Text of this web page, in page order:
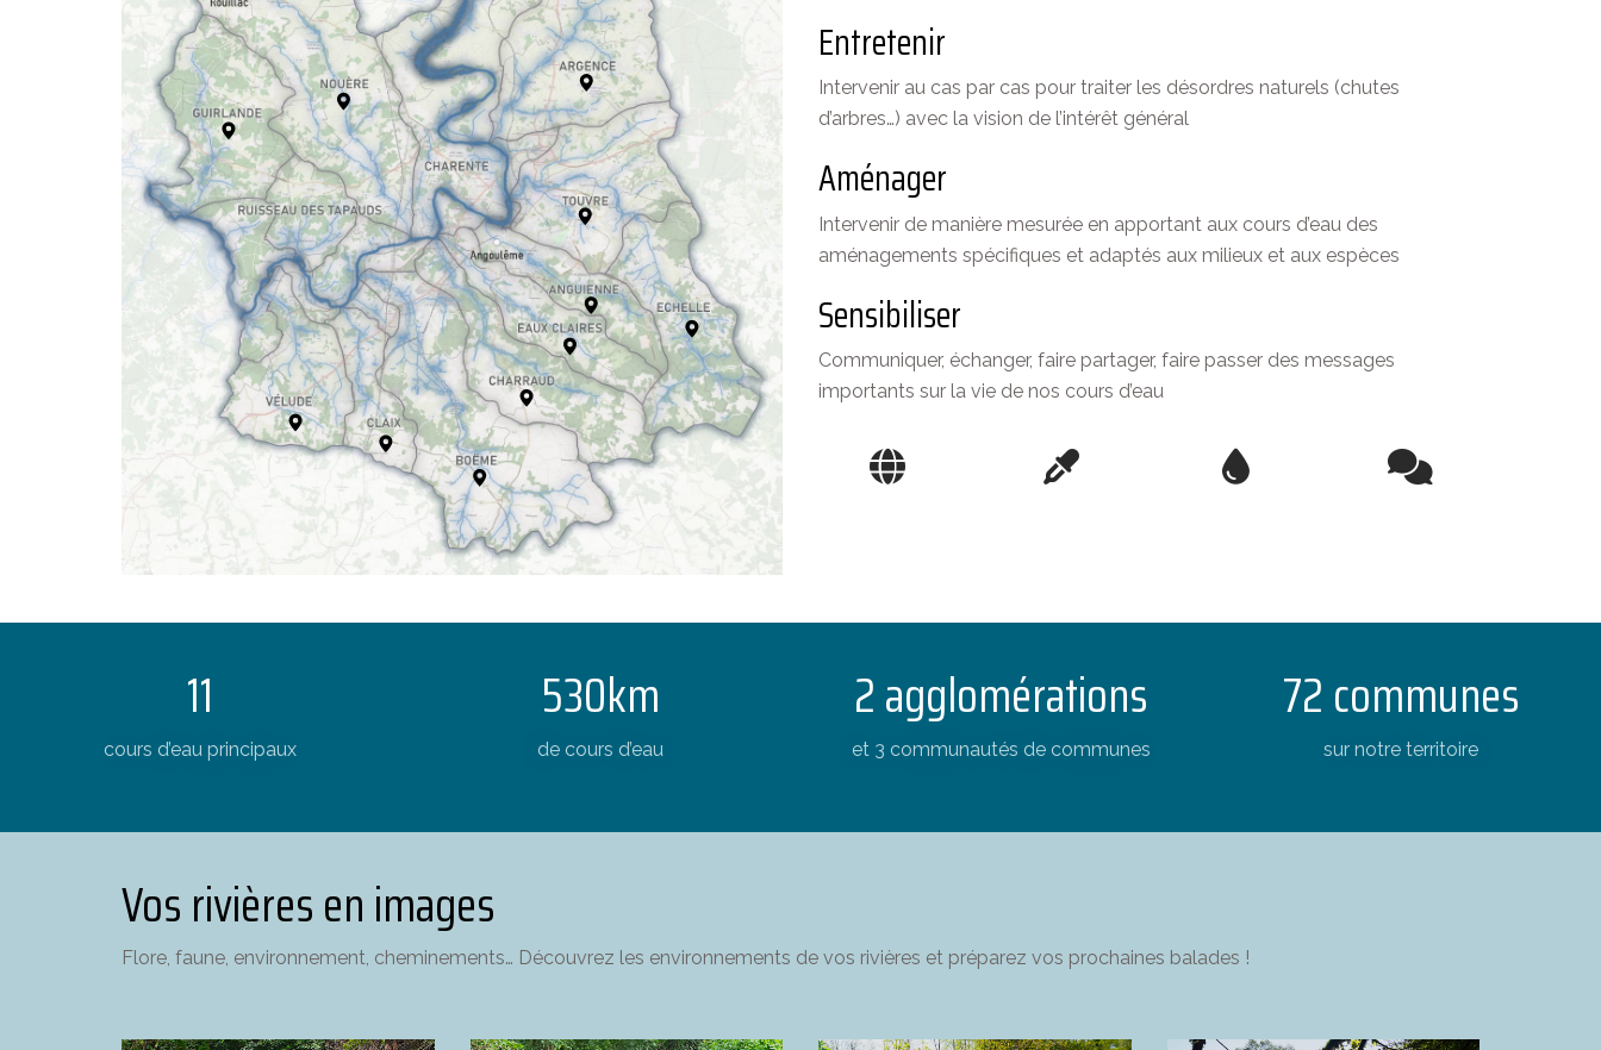
Entretenir
Intervenir au cas par cas pour traiter les désordres naturels (chutes
d’arbres…) avec la vision de l’intérêt général
Aménager
Intervenir de manière mesurée en apportant aux cours d’eau des
aménagements spécifiques et adaptés aux milieux et aux espèces
Sensibiliser
Communiquer, échanger, faire partager, faire passer des messages
importants sur la vie de nos cours d’eau
11
cours d’eau principaux
530km
de cours d’eau
2 agglomérations
et 3 communautés de communes
72 communes
sur notre territoire
Vos rivières en images
Flore, faune, environnement, cheminements… Découvrez les environnements de vos rivières et préparez vos prochaines balades !